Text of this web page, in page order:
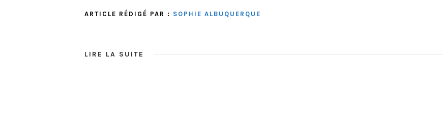
ARTICLE RÉDIGÉ PAR : SOPHIE ALBUQUERQUE
LIRE LA SUITE